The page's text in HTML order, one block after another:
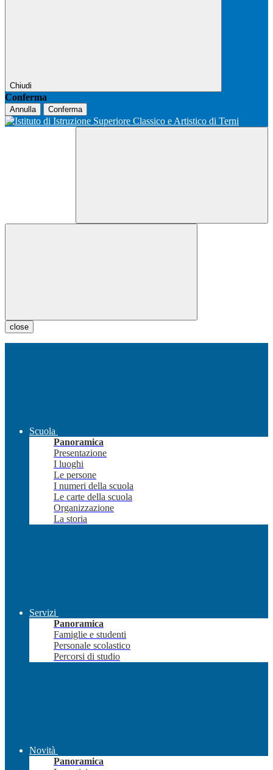
Chiudi
Conferma
Annulla Conferma
close
Scuola
Panoramica
Presentazione
I luoghi
Le persone
I numeri della scuola
Le carte della scuola
Organizzazione
La storia
Servizi
Panoramica
Famiglie e studenti
Personale scolastico
Percorsi di studio
Novità
Panoramica